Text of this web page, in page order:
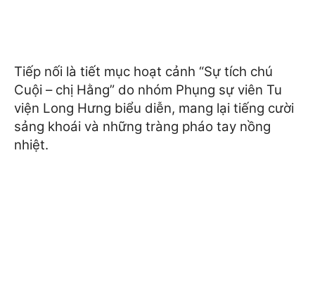
Tiếp nối là tiết mục hoạt cảnh “Sự tích chú
Cuội – chị Hằng” do nhóm Phụng sự viên Tu
viện Long Hưng biểu diễn, mang lại tiếng cười
sảng khoái và những tràng pháo tay nồng
nhiệt.